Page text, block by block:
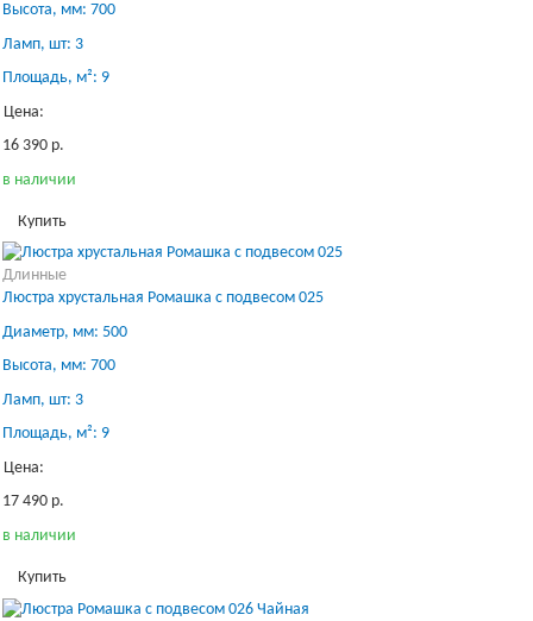
Высота, мм: 700
Ламп, шт: 3
Площадь, м²: 9
Цена:
16 390 р.
в наличии
Купить
Длинные
Люстра хрустальная Ромашка с подвесом 025
Диаметр, мм: 500
Высота, мм: 700
Ламп, шт: 3
Площадь, м²: 9
Цена:
17 490 р.
в наличии
Купить